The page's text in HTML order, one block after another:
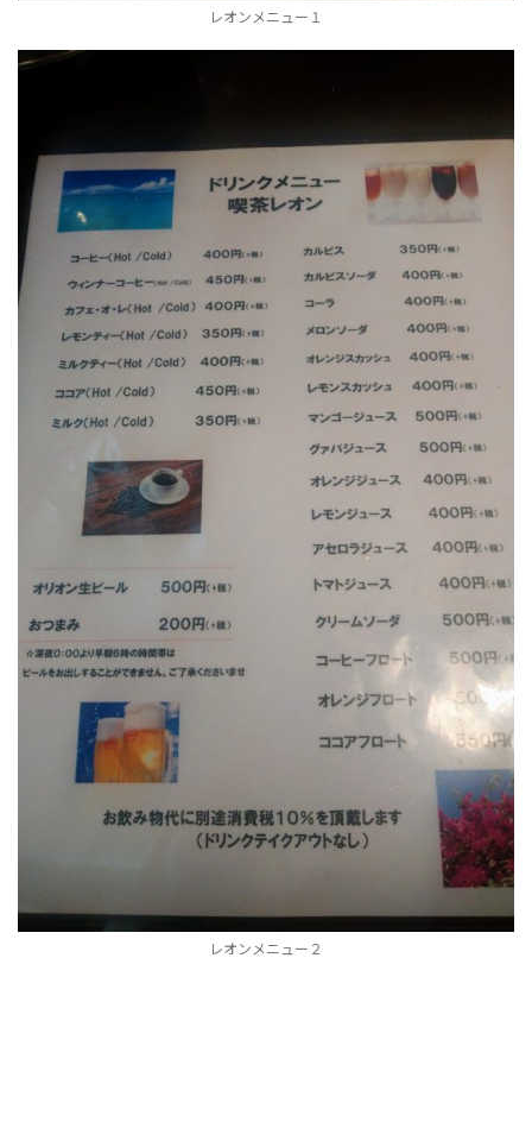
レオンメニュー１
レオンメニュー２